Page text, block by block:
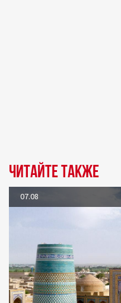
Читайте также
07.08